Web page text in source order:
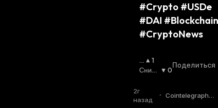
#Crypto #USDe
#DAI #Blockchain
#CryptoNews
П
О
Ы
Ш
1
Сниж
Йся
0
Поделиться
2г
назад
• Cointelegraph T